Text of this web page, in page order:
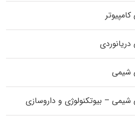
شیمی
– بیوتکنولوژی و داروسازی